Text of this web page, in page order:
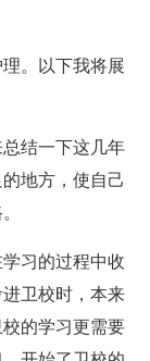
。以下我将展
结一下这几年
地方，使自己
习的过程中收
卫校时，本来
的学习更需要